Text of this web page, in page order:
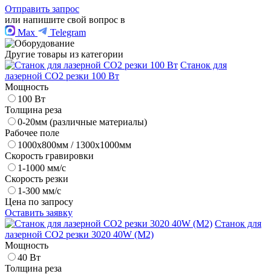
Отправить запрос
или напишите свой вопрос в
Max
Telegram
Другие товары из категории
Станок для
лазерной CO2 резки 100 Вт
Мощность
100 Вт
Толщина реза
0-20мм (различные материалы)
Рабочее поле
1000х800мм / 1300х1000мм
Скорость гравировки
1-1000 мм/с
Скорость резки
1-300 мм/с
Цена по запросу
Оставить заявку
Станок для
лазерной CO2 резки 3020 40W (M2)
Мощность
40 Вт
Толщина реза